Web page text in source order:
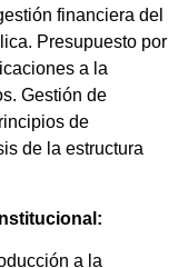
financiera del
Presupuesto por
a la
Gestión de
de
de la estructura
a la